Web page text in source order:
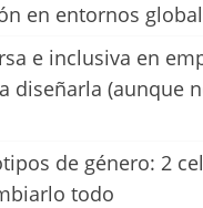
en entornos
e inclusiva en
diseñarla (aunque
de género: 2
todo